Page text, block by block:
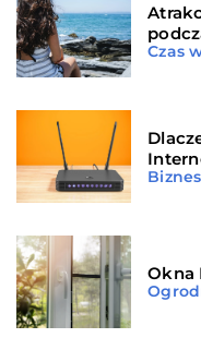
Czas
Okna